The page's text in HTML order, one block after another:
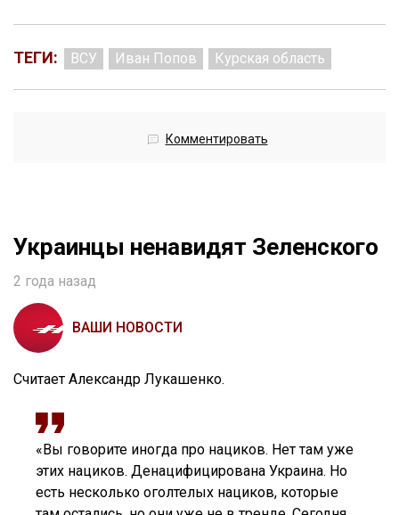
ТЕГИ: ВСУ Иван Попов Курская область
Комментировать
Украинцы ненавидят Зеленского
2 года назад
ВАШИ НОВОСТИ
Считает Александр Лукашенко.
«Вы говорите иногда про нациков. Нет там уже
этих нациков. Денацифицирована Украина. Но
есть несколько оголтелых нациков, которые